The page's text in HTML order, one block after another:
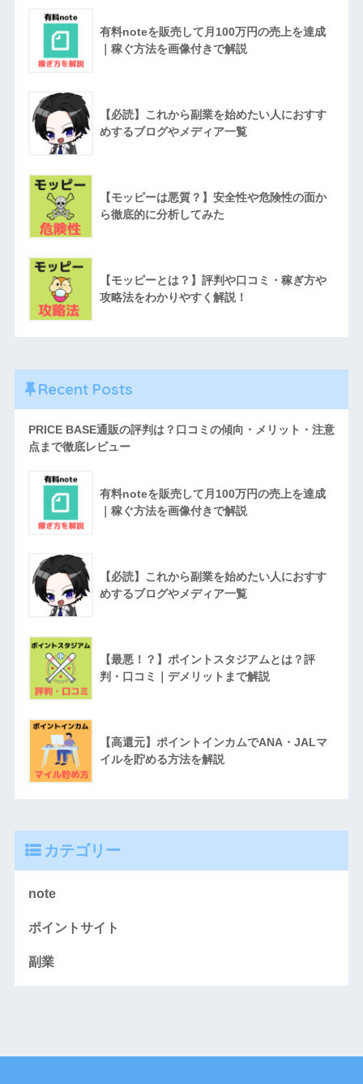
有料noteを販売して月100万円の売上を達成
｜稼ぐ方法を画像付きで解説
【必読】これから副業を始めたい人におすす
めするブログやメディア一覧
【モッピーは悪質？】安全性や危険性の面か
ら徹底的に分析してみた
【モッピーとは？】評判や口コミ・稼ぎ方や
攻略法をわかりやすく解説！
Recent Posts
PRICE BASE通販の評判は？口コミの傾向・メリット・注意
点まで徹底レビュー
有料noteを販売して月100万円の売上を達成
｜稼ぐ方法を画像付きで解説
【必読】これから副業を始めたい人におすす
めするブログやメディア一覧
【最悪！？】ポイントスタジアムとは？評
判・口コミ｜デメリットまで解説
【高還元】ポイントインカムでANA・JALマ
イルを貯める方法を解説
カテゴリー
note
ポイントサイト
副業